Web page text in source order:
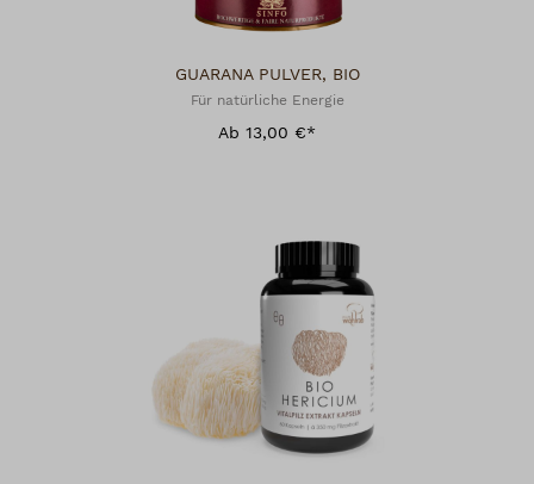
GUARANA PULVER, BIO
Für natürliche Energie
Ab 13,00 €*